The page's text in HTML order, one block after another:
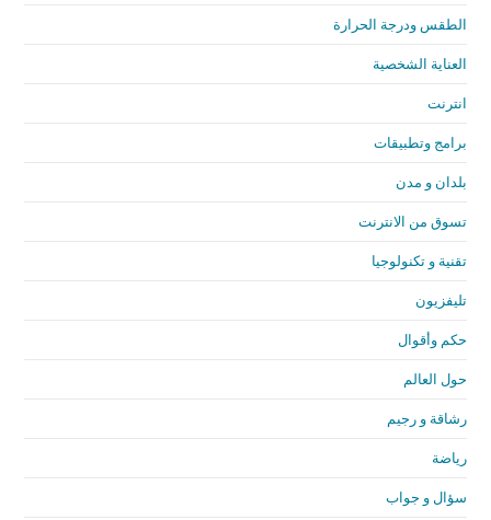
الطقس ودرجة الحرارة
العناية الشخصية
انترنت
برامج وتطبيقات
بلدان و مدن
تسوق من الانترنت
تقنية و تكنولوجيا
تليفزيون
حكم وأقوال
حول العالم
رشاقة و رجيم
رياضة
سؤال و جواب